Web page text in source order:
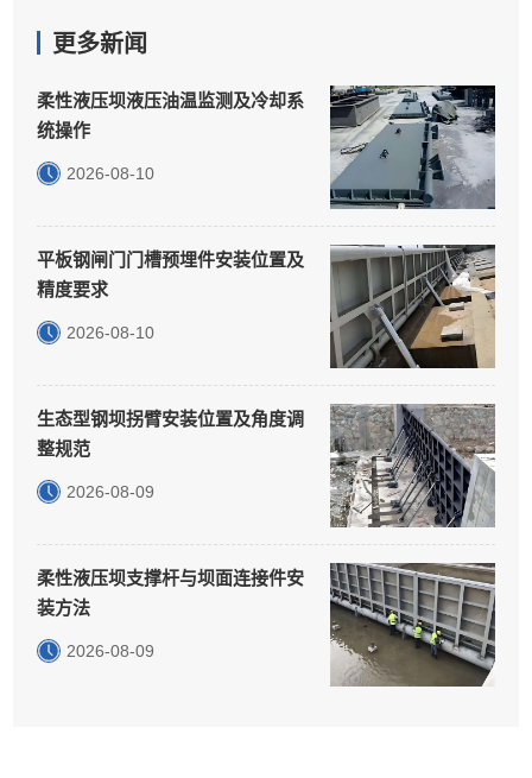
更多新闻
柔性液压坝液压油温监测及冷却系
统操作
2026-08-10
平板钢闸门门槽预埋件安装位置及
精度要求
2026-08-10
生态型钢坝拐臂安装位置及角度调
整规范
2026-08-09
柔性液压坝支撑杆与坝面连接件安
装方法
2026-08-09